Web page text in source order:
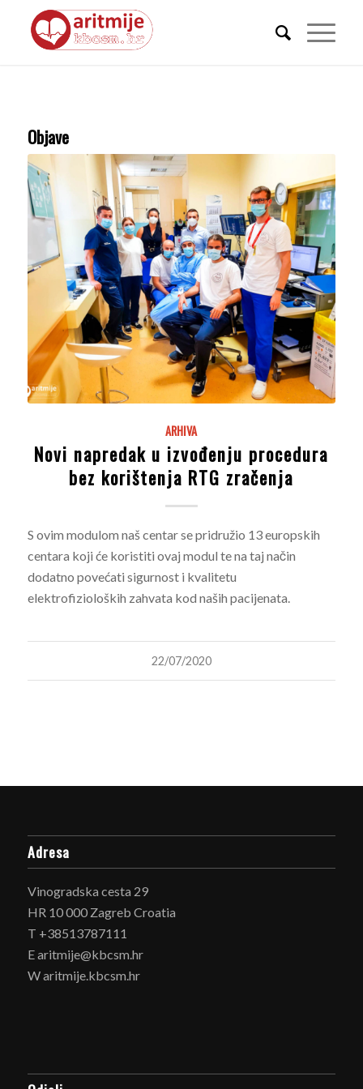
Objave
ARHIVA
Novi napredak u izvođenju procedura
bez korištenja RTG zračenja
S ovim modulom naš centar se pridružio 13 europskih
centara koji će koristiti ovaj modul te na taj način
dodatno povećati sigurnost i kvalitetu
elektrofizioloških zahvata kod naših pacijenata.
22/07/2020
Adresa
Vinogradska cesta 29
HR 10 000 Zagreb Croatia
T +38513787111
E aritmije@kbcsm.hr
W aritmije.kbcsm.hr